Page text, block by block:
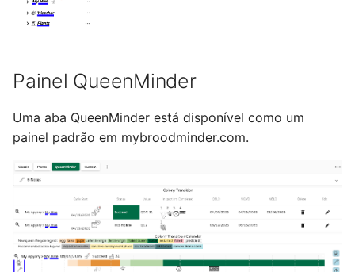
Painel QueenMinder
Uma aba QueenMinder está disponível como um
painel padrão em mybroodminder.com.